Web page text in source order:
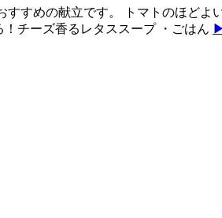
すめの献立です。 トマトのほどよ
チーズ香るレタススープ ・ごはん